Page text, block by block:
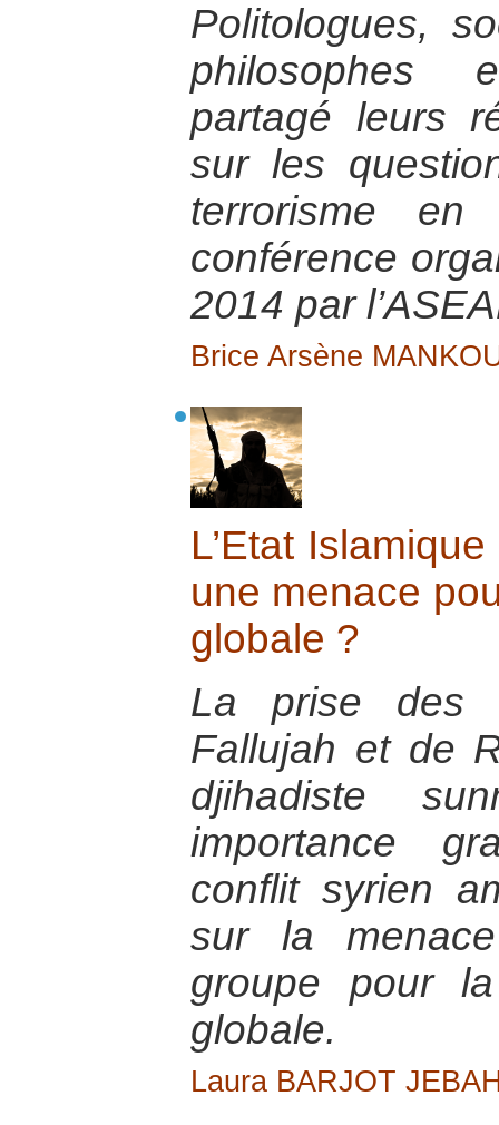
Politologues,
philosophes
partagé leurs
sur les
terrorisme en
conférence
2014 par
Brice Arsène
L’Etat
une menace
globale ?
La prise des
Fallujah et de
djihadiste
importance
conflit syrien
sur la
groupe pour
globale.
Laura BARJOT